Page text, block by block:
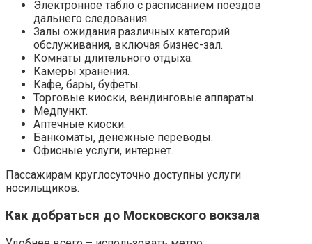
Электронное табло с расписанием поездов
дальнего следования.
Залы ожидания различных категорий
обслуживания, включая бизнес-зал.
Комнаты длительного отдыха.
Камеры хранения.
Кафе, бары, буфеты.
Торговые киоски, вендинговые аппараты.
Медпункт.
Аптечные киоски.
Банкоматы, денежные переводы.
Офисные услуги, интернет.
Пассажирам круглосуточно доступны услуги
носильщиков.
Как добраться до Московского вокзала